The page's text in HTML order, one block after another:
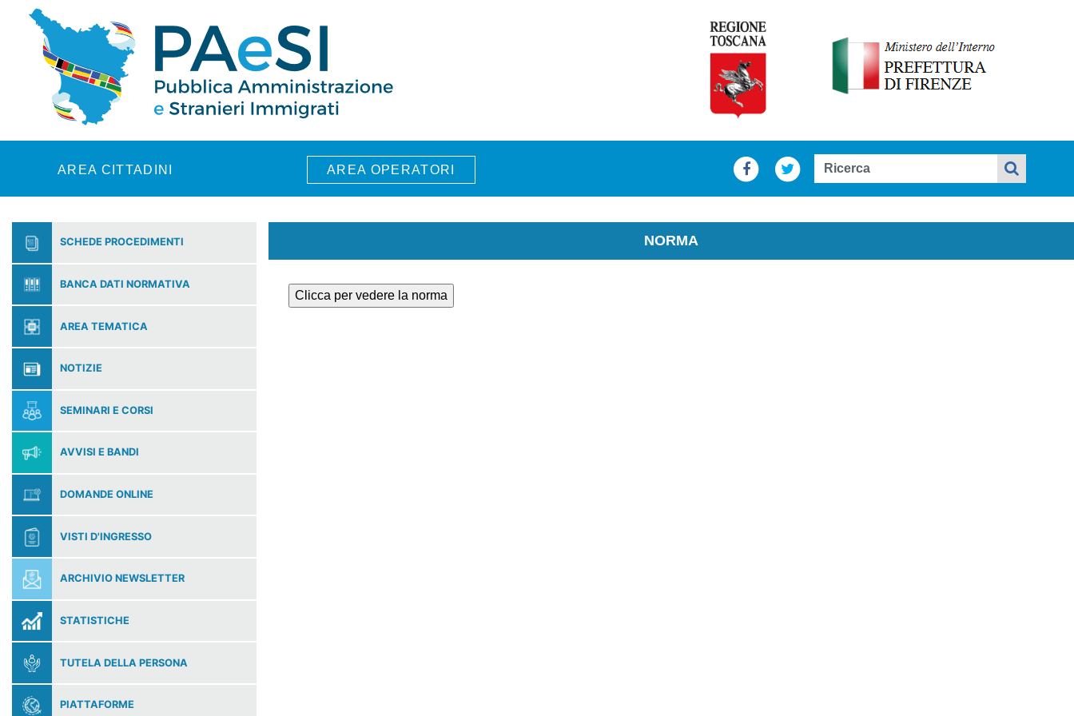
Skip to main content
AREA CITTADINI AREA OPERATORI
SCHEDE PROCEDIMENTI
BANCA DATI NORMATIVA
AREA TEMATICA
NOTIZIE
SEMINARI E CORSI
AVVISI E BANDI
DOMANDE ONLINE
VISTI D'INGRESSO
ARCHIVIO NEWSLETTER
STATISTICHE
TUTELA DELLA PERSONA
PIATTAFORME
NORMA
Clicca per vedere la norma